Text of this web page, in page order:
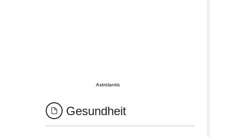
Astrolantis
Gesundheit